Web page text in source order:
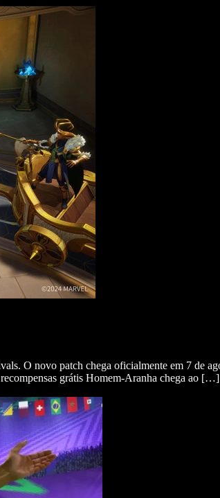
O novo patch chega oficialmente em 7 de
grátis Homem-Aranha chega ao […]